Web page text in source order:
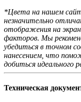
*Цвета на нашем
незначительно
отображения на
факторов. Мы
убедиться в точном
нанесением, что
добиться идеального
Техническая